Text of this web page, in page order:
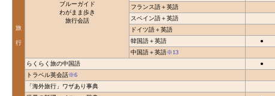
旅
行
ブルーガイド
わがまま歩き
旅行会話
フランス語＋英語
スペイン語＋英語
ドイツ語＋英語
韓国語＋英語
●
中国語＋英語※13
らくらく旅の中国語
●
トラベル英会話※6
「海外旅行」ワザあり事典